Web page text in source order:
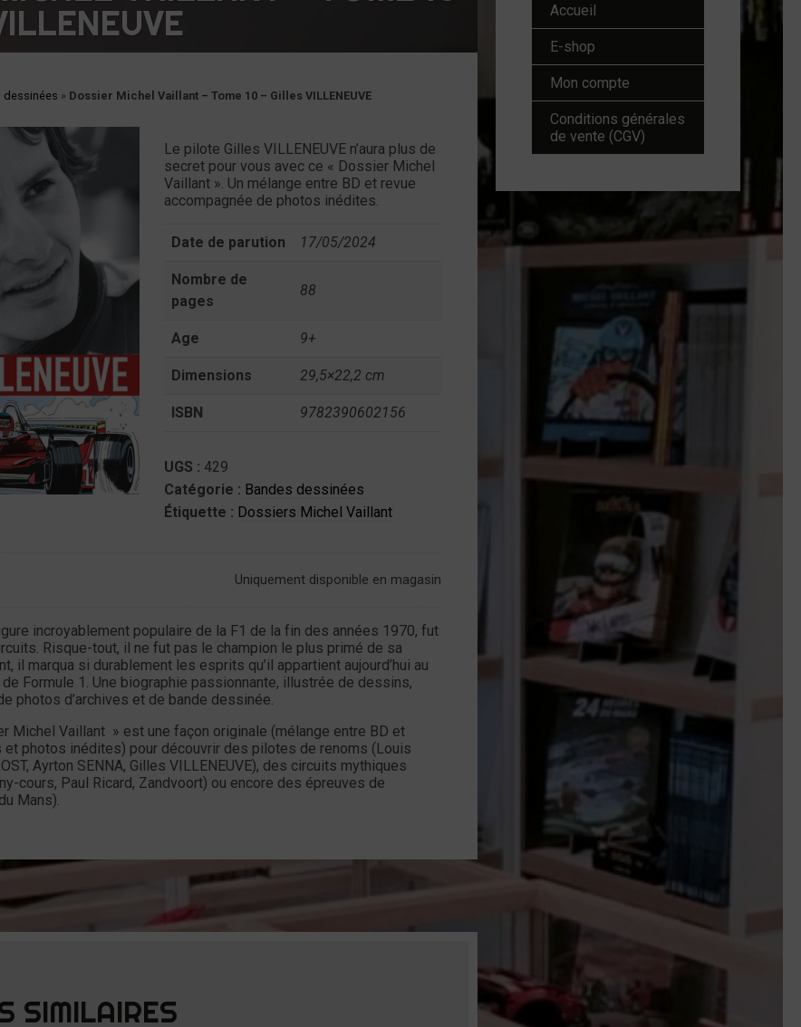
dessinées » Dossier Michel Vaillant – Tome 10 – Gilles VILLENEUVE
Le pilote Gilles VILLENEUVE n’aura plus de
secret pour vous avec ce « Dossier Michel
Vaillant ». Un mélange entre BD et revue
accompagnée de photos inédites.
Date de parution 17/05/2024
Nombre de
pages
88
Age 9+
Dimensions 29,5×22,2 cm
ISBN 9782390602156
UGS : 429
Catégorie : Bandes dessinées
Étiquette : Dossiers Michel Vaillant
Uniquement disponible en magasin
incroyablement populaire de la F1 de la fin des années 1970, fut
Risque-tout, il ne fut pas le champion le plus primé de sa
il marqua si durablement les esprits qu’il appartient aujourd’hui au
Formule 1. Une biographie passionnante, illustrée de dessins,
photos d’archives et de bande dessinée.
Michel Vaillant » est une façon originale (mélange entre BD et
et photos inédites) pour découvrir des pilotes de renoms (Louis
Ayrton SENNA, Gilles VILLENEUVE), des circuits mythiques
cours, Paul Ricard, Zandvoort) ou encore des épreuves de
Mans).
SIMILAIRES
Accueil
E-shop
Mon compte
Conditions générales
de vente (CGV)